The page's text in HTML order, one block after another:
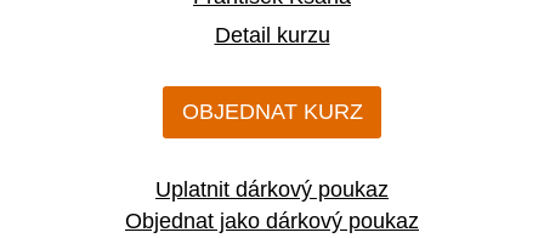
Detail kurzu
OBJEDNAT KURZ
Uplatnit dárkový poukaz
Objednat jako dárkový poukaz